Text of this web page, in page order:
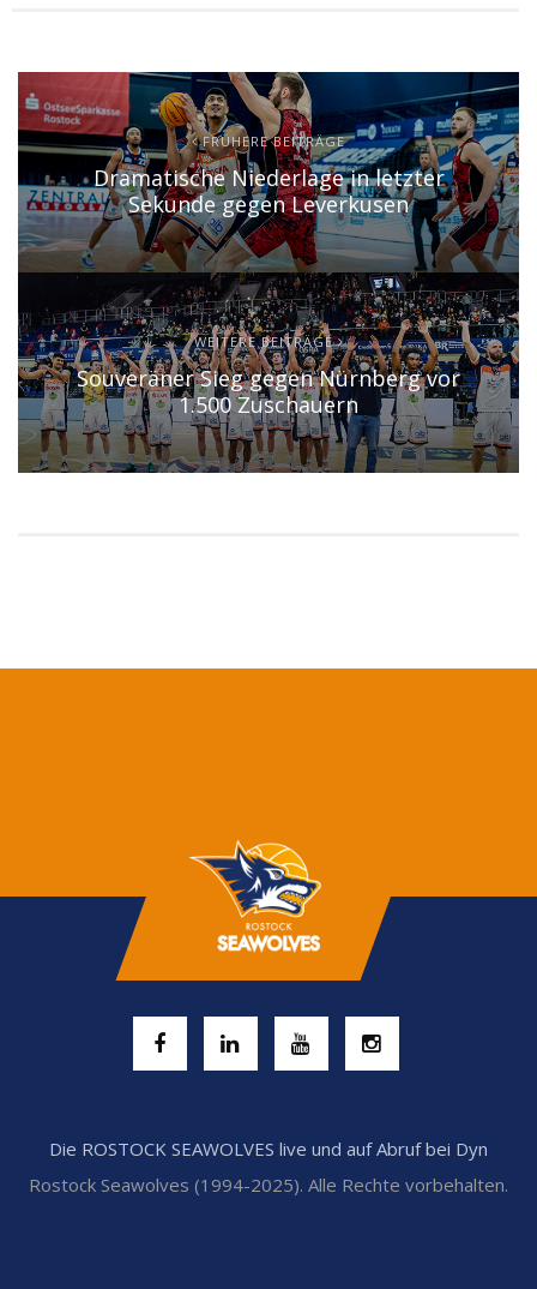
FRÜHERE BEITRÄGE
Dramatische Niederlage in letzter
Sekunde gegen Leverkusen
WEITERE BEITRÄGE
Souveräner Sieg gegen Nürnberg vor
1.500 Zuschauern
Die ROSTOCK SEAWOLVES live und auf Abruf bei Dyn
Rostock Seawolves (1994-2025). Alle Rechte vorbehalten.